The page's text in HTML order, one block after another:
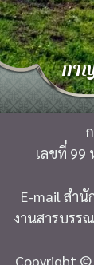
กา
เลขที่ 99
E-mail สำนั
งานสารบรร
Copyright ©